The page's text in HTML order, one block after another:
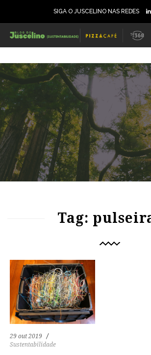
SIGA O JUSCELINO NAS REDES
Tag:
29 out 2019
Sustentabilidade